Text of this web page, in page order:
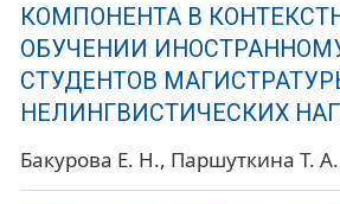
КОМПОНЕНТА В
ОБУЧЕНИИ
СТУДЕНТОВ
НЕЛИНГВИСТИЧЕСКИХ
Бакурова Е. Н. Паршуткина Т. А.